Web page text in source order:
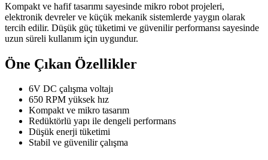
Kompakt ve hafif tasarımı sayesinde mikro robot projeleri,
elektronik devreler ve küçük mekanik sistemlerde yaygın olarak
tercih edilir. Düşük güç tüketimi ve güvenilir performansı sayesinde
uzun süreli kullanım için uygundur.
Öne Çıkan Özellikler
6V DC çalışma voltajı
650 RPM yüksek hız
Kompakt ve mikro tasarım
Redüktörlü yapı ile dengeli performans
Düşük enerji tüketimi
Stabil ve güvenilir çalışma